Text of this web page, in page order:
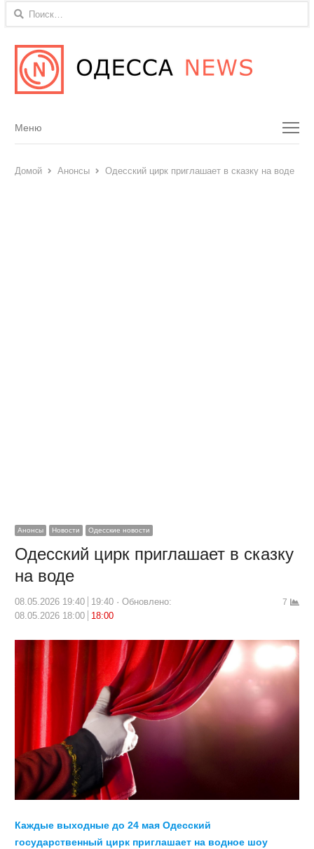
Найти:
Menu
Меню
Домой Анонсы Одесский цирк приглашает в сказку на воде
Анонсы Новости Одесские новости
Одесский цирк приглашает в сказку
на воде
08.05.2026 19:40 19:40
Обновлено:
08.05.2026 18:00
18:00
7
Каждые выходные до 24 мая Одесский
государственный цирк приглашает на водное шоу